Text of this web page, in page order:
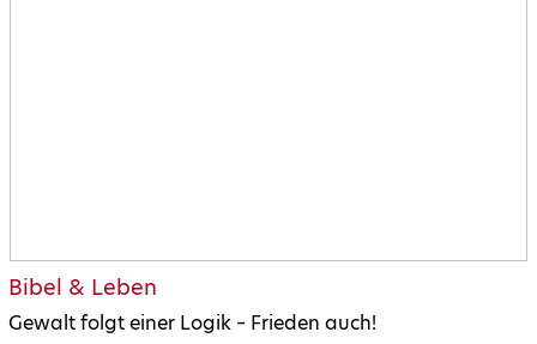
Bibel & Leben
Gewalt folgt einer Logik – Frieden auch!